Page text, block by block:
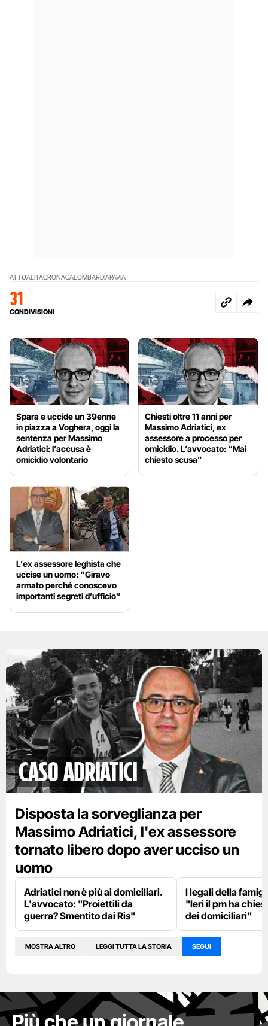
ATTUALITÀCRONACALOMBARDIAPAVIA
31
CONDIVISIONI
Spara e uccide un 39enne
in piazza a Voghera, oggi la
sentenza per Massimo
Adriatici: l’accusa è
omicidio volontario
Chiesti oltre 11 anni per
Massimo Adriatici, ex
assessore a processo per
omicidio. L’avvocato: “Mai
chiesto scusa”
L’ex assessore leghista che
uccise un uomo: “Giravo
armato perché conoscevo
importanti segreti d’ufficio”
Caso Adriatici
Disposta la sorveglianza per
Massimo Adriatici, l'ex assessore
tornato libero dopo aver ucciso un
uomo
Adriatici non è più ai domiciliari.
L'avvocato: "Proiettili da
guerra? Smentito dai Ris"
I legali della
"Ieri il pm ha
dei domiciliari"
MOSTRA ALTRO LEGGI TUTTA LA STORIA SEGUI